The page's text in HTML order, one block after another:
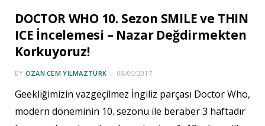
DOCTOR WHO 10. Sezon SMILE ve THIN
ICE İncelemesi – Nazar Değdirmekten
Korkuyoruz!
BY OZAN CEM YILMAZTÜRK 08/05/2017
Geekliğimizin vazgeçilmez İngiliz parçası Doctor Who,
modern döneminin 10. sezonu ile beraber 3 haftadır